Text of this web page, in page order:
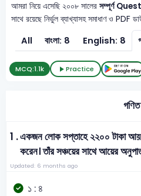
আমরা নিয়ে এসেছি ২০০৮ সালেরসম্পূর্ণ
সাথে রয়েছে নির্ভুল ব্যাখ্যাসহ সমাধাণ ও PDF
All বাংলা: 8 English: 8
MCQ:1.1k Practice
গণিত
1 .একজন লোক সপ্তাহে ২২০০ টাকা আয়
করেন। তাঁর সঞ্চয়ের সাথে আয়ের
Updated: 6 months ago
১ : ৪